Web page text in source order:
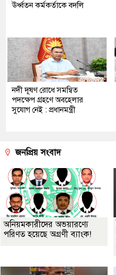
ঊর্ধ্বতন কর্মকর্তাকে বদলি
নদী দূষণ রোধে সমন্বিত
পদক্ষেপ গ্রহণে অবহেলার
সুযোগ নেই : প্রধানমন্ত্রী
জনপ্রিয় সংবাদ
অনিয়মকারীদের অভয়ারণ্যে
পরিণত হয়েছে অগ্রণী ব্যাংক!